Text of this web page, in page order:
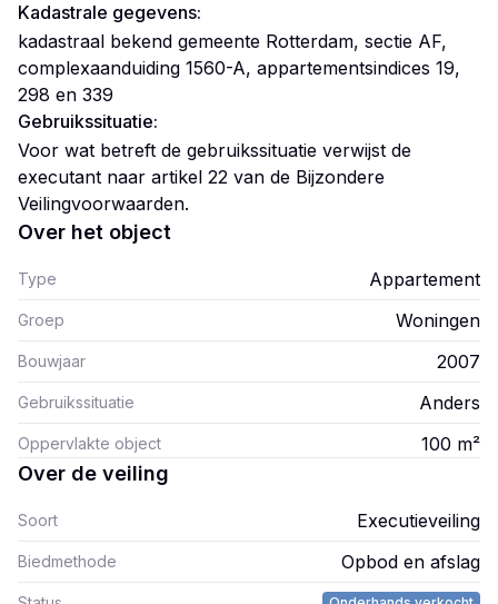
Kadastrale gegevens:
kadastraal bekend gemeente Rotterdam, sectie AF,
complexaanduiding 1560-A, appartementsindices 19,
298 en 339
Gebruikssituatie:
Voor wat betreft de gebruikssituatie verwijst de
executant naar artikel 22 van de Bijzondere
Veilingvoorwaarden.
Over het object
Type Appartement
Groep Woningen
Bouwjaar 2007
Gebruikssituatie Anders
Oppervlakte object 100 m²
Over de veiling
Soort Executieveiling
Biedmethode Opbod en afslag